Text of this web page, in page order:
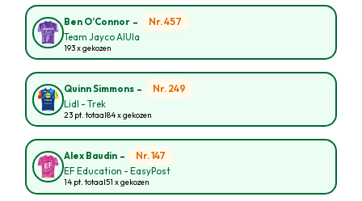
Ben O’Connor - Nr. 457
Team Jayco AlUla
193 x gekozen
Quinn Simmons - Nr. 249
Lidl - Trek
23 pt. totaal84 x gekozen
Alex Baudin - Nr. 147
EF Education - EasyPost
14 pt. totaal51 x gekozen